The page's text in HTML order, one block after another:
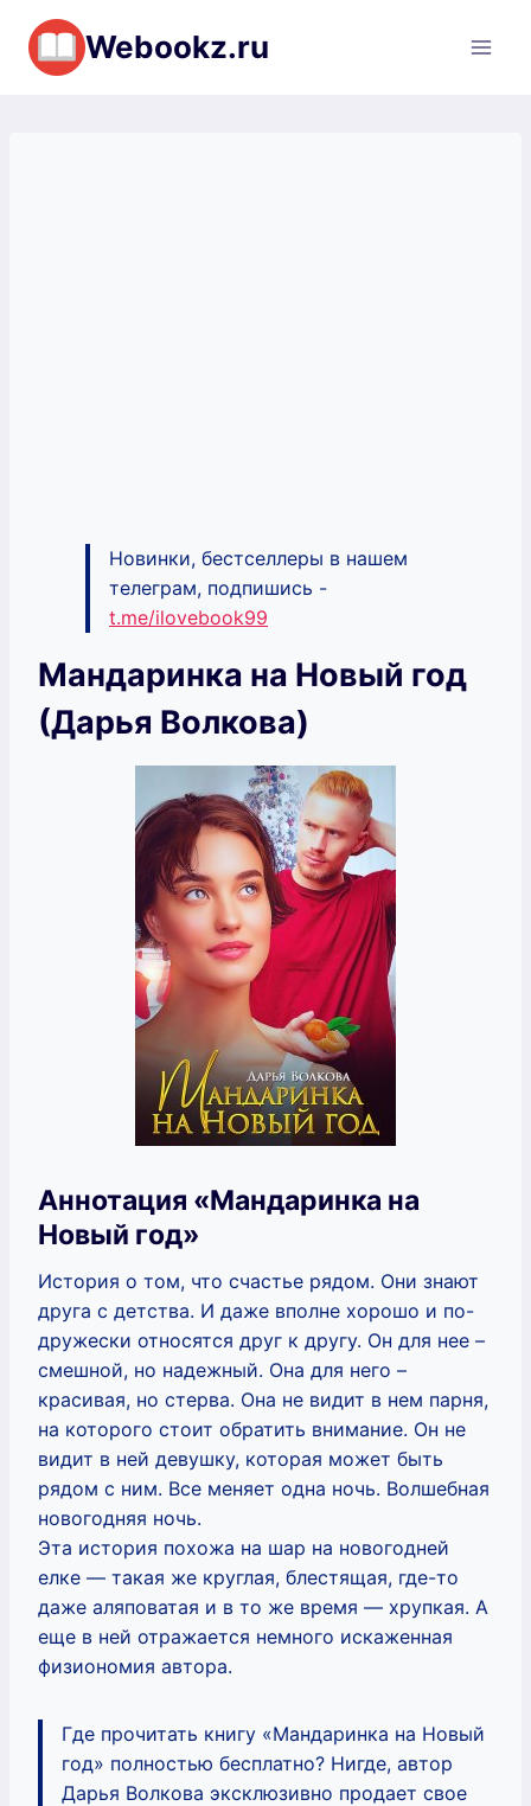
Перейти
содержимому
Webookz.ru
Новинки, бестселлеры в нашем
телеграм, подпишись -
t.me/ilovebook99
Мандаринка на Новый год
(Дарья Волкова)
Аннотация «Мандаринка на
Новый год»
История о том, что счастье рядом. Они знают
друга с детства. И даже вполне хорошо и по-
дружески относятся друг к другу. Он для нее –
смешной, но надежный. Она для него –
красивая, но стерва. Она не видит в нем парня,
на которого стоит обратить внимание. Он не
видит в ней девушку, которая может быть
рядом с ним. Все меняет одна ночь. Волшебная
новогодняя ночь.
Эта история похожа на шар на новогодней
елке — такая же круглая, блестящая, где-то
даже аляповатая и в то же время — хрупкая. А
еще в ней отражается немного искаженная
физиономия автора.
Где прочитать книгу «Мандаринка на Новый
год» полностью бесплатно? Нигде, автор
Дарья Волкова эксклюзивно продает свое